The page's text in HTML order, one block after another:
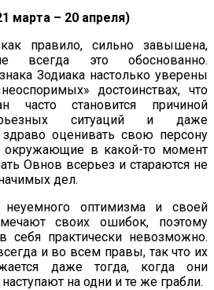
марта – 20 апреля)
правило, сильно завышена,
всегда это обоснованно.
Зодиака настолько уверены
достоинствах, что
часто становится причиной
ситуаций и даже
здраво оценивать свою персону
окружающие в какой-то момент
Овнов всерьез и стараются не
дел.
оптимизма и своей
своих ошибок, поэтому
себя практически невозможно.
и во всем правы, так что их
даже тогда, когда они
на одни и те же грабли.